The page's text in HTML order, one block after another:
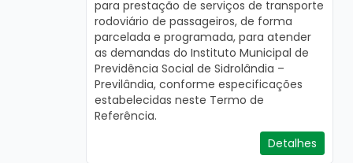
para prestação de serviços de transporte
rodoviário de passageiros, de forma
parcelada e programada, para atender
as demandas do Instituto Municipal de
Previdência Social de Sidrolândia –
Previlândia, conforme especificações
estabelecidas neste Termo de
Referência.
Detalhes